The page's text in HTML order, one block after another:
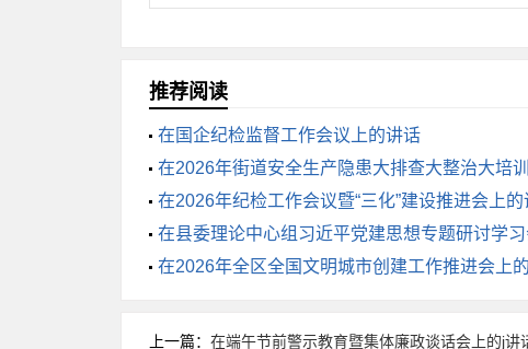
（五）在加强应急演练评估上求实效，在
场。一是科学制定年度应急演练计划。根据我
前组织除雪保畅和冰雪天气客运应急演练，定
搞预设脚本、不搞花架子。要设置真实或模拟
推荐阅读
在国企纪检监督工作会议上的讲话
在2026年街道安全生产隐患大排查大整治大培
话在2026年纪检工作会议暨“三化”建设推进会上的
在县委理论中心组习近平党建思想专题研讨学
在2026年全区全国文明城市创建工作推进会上
上一篇： 在端午节前警示教育暨集体廉政谈话会上的j讲